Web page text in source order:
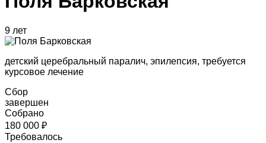
9 лет
детский церебральный паралич, эпилепсия, требуется
курсовое лечение
Сбор
завершен
Собрано
180 000 ₽
Требовалось